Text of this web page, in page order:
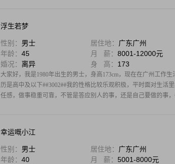
浮生若梦
性别： 男士 居住地： 广东广州
年龄： 45 月 薪： 8001-12000元
婚况： 离异 身 高： 173
大家好，我是1980年出生的男士，身高173cm，现在在广州工作
历是高中及以下##3002##我的性格比较乐观积极，平时面对生活
任感，做事稳重可靠，不管是答应别人的事，还是自己要做的事
幸运嘅小江
性别： 男士 居住地： 广东广州
年龄： 40 月 薪： 5001-8000元